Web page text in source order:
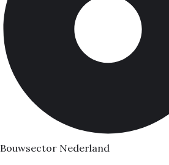
Bouwsector Nederland